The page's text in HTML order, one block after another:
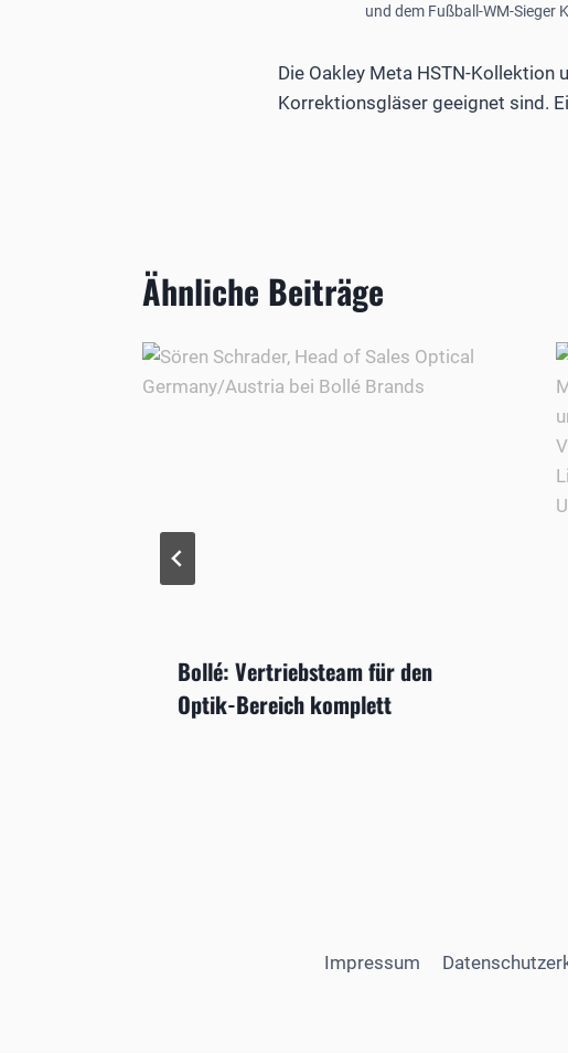
und dem Fußball-WM-Sieger
Die Oakley Meta HSTN-
Korrektionsgläser geeignet sind.
Ähnliche Beiträge
Bollé: Vertriebsteam für den
Optik-Bereich komplett
Impressum